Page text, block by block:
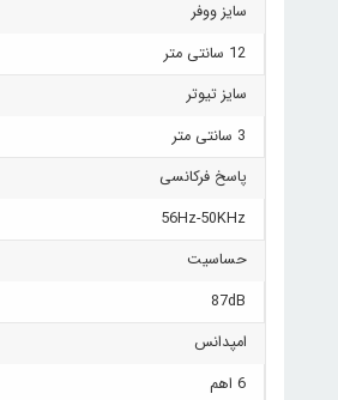
سایز ووفر
12 سانتی متر
سایز تیوتر
3 سانتی متر
پاسخ فرکانسی
56Hz-50KHz
حساسیت
87dB
امپدانس
6 اهم